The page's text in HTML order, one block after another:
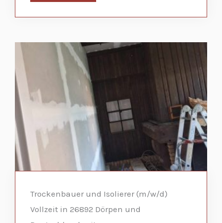
Trockenbauer und Isolierer (m/w/d)
Vollzeit in 26892 Dörpen und